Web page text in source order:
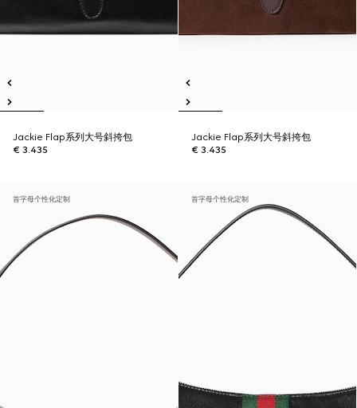
Jackie Flap系列大号斜挎包
€ 3.435
Jackie Flap系列大号斜挎包
€ 3.435
首字母个性化定制 首字母个性化定制